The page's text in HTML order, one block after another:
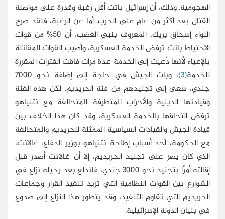
الهجومية. وذلك، أن إسرائيل باتت أقل رغبة وقدرة على مواصلة
القتال بعد أكثر من عام على الحرب. أما عن الرغبة، فلقد صرح
اللواء إسحاق بريك، المعروف بنبي الغضب، أن 50% من قوات
الاحتياط باتت ترفض الخدمة العسكرية، وأصيب القوات المقاتلة
بالإعياء لأنها دُعيت إلى الخدمة عدة مرات فاقت الفترات المقررة
للخدمة(3)
، وبات الجيش في حاجة إلى إضافة نحو 7000
جندي، سعى إلى تجنيدهم من فئة الحريديم، لكن هذه الفئة
وقيادتها الدينية والأحزاب المتطرفة المتحالفة مع نتنياهو
ترفض التحاقها بالخدمة العسكرية، وقد كان هذا الخلاف بين
قيادة الجيش والقيادات السياسية الممثلة للحريديم والمتحالفة
مع الحكومة، أحد أسباب إطاحة نتنياهو بوزير الدفاع، غالانت،
الذي كان يصر على تجنيد الحريديم، إلا أن غالانت أصدر قبل
إقالته أمرًا بتجنيد نحو 3000 جندي، فاندلع بعد رحيله نزاع في
الشوارع بين القوات النظامية التي تريد تنفيذ القرار وجماعات
الحريديم التي تقاوم التنفيذ، وقد يتطور هذا النزاع إلى صدوع
في بنيان الدولة الإسرائيلية.